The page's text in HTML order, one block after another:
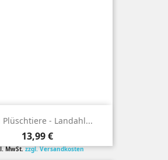
Plüschtiere - Landahl...
Preis
13,99 €
MwSt.zzgl. Versandkosten